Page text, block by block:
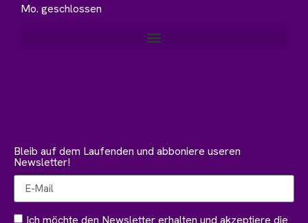
Mo. geschlossen
Bleib auf dem Laufenden und abboniere useren
Newsletter!
Ich möchte den Newsletter erhalten und akzeptiere die